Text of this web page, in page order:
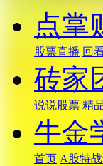
点掌
股票直播 回
砖家
说说股票 精
牛金
首页 A股特